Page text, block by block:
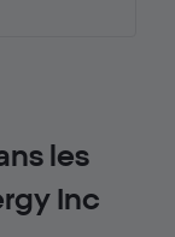
les
Inc